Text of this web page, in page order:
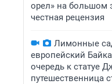
орел» на большом
честная рецензия
Лимонные
европейский
очередь к статуе
путешественница